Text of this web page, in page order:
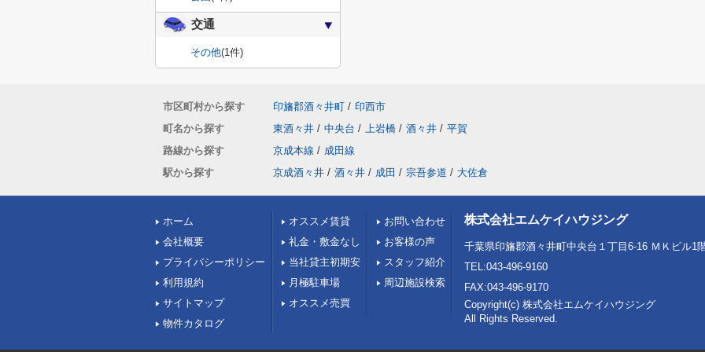
交通
その他(1件)
市区町村から探す 印旛郡酒々井町 / 印西市
町名から探す
東酒々井 / 中央台 / 上岩橋 / 酒々井 / 平賀
路線から探す
京成本線 / 成田線
駅から探す
京成酒々井 / 酒々井 / 成田 / 宗吾参道 / 大佐倉
ホーム
会社概要
プライバシーポリシー
利用規約
サイトマップ
物件カタログ
オススメ賃貸
礼金・敷金なし
当社貸主初期安
月極駐車場
オススメ売買
お問い合わせ
お客様の声
スタッフ紹介
周辺施設検索
株式会社エムケイハウジング
千葉県印旛郡酒々井町中央台１丁目6-16 ＭＫビル1
TEL:043-496-9160
FAX:043-496-9170
Copyright(c) 株式会社エムケイハウジング
All Rights Reserved.